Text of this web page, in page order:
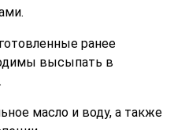
ранее
высыпать в
масло и воду, а также